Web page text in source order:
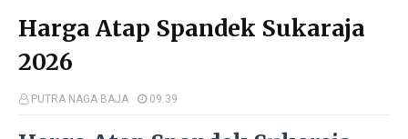
Harga Atap Spandek Sukaraja
2026
PUTRA NAGA BAJA 09.39